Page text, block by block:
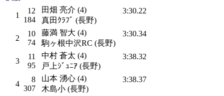
1
12
184
田畑 亮介 (4)
真田ｸﾗﾌﾞ (長野)
3:30.22
2
10
74
藤満 智大 (4)
駒ヶ根中沢RC (長野)
3:30.34
3
11
95
中村 蒼太 (4)
戸上ｼﾞｭﾆｱ (長野)
3:38.32
4
8
307
山本 湧心 (4)
木島小 (長野)
3:38.37